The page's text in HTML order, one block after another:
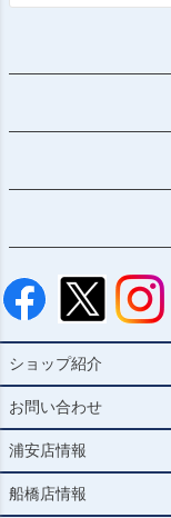
ショップ紹介
お問い合わせ
浦安店情報
船橋店情報